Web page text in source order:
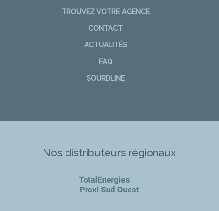
TROUVEZ VOTRE AGENCE
CONTACT
ACTUALITÉS
FAQ
SOURDLINE
Nos distributeurs régionaux